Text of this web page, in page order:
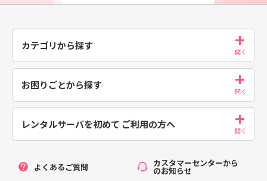
カテゴリから探す
お困りごとから探す
レンタルサーバを初めて ご利用の方へ
よくあるご質問 カスタマーセンターから
のお知らせ